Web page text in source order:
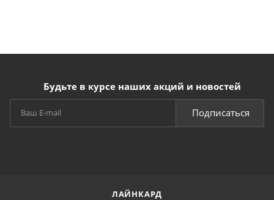
Будьте в курсе наших акций и новостей
Подписаться
ЛАЙНКАРД